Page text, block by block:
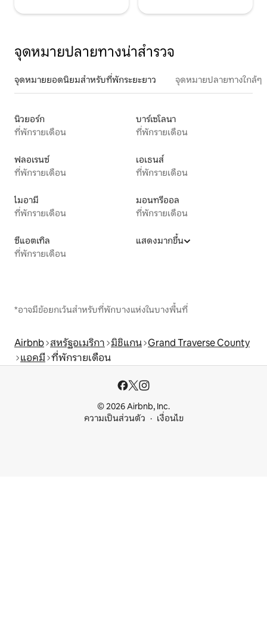
จุดหมายปลายทางน่าสำรวจ
จุดหมายยอดนิยมสำหรับที่พักระยะยาว จุดหมายปลายทางใกล้ๆ
นิวยอร์ก
ที่พักรายเดือน
บาร์เซโลนา
ที่พักรายเดือน
ฟลอเรนซ์
ที่พักรายเดือน
เอเธนส์
ที่พักรายเดือน
ไมอามี
ที่พักรายเดือน
มอนทรีออล
ที่พักรายเดือน
ซีแอตเทิล
ที่พักรายเดือน
แสดงมากขึ้น
*อาจมีข้อยกเว้นสำหรับที่พักบางแห่งในบางพื้นที่
Airbnb สหรัฐอเมริกา มิชิแกน Grand Traverse County
แอคมี ที่พักรายเดือน
© 2026 Airbnb, Inc.
ความเป็นส่วนตัว
เงื่อนไข